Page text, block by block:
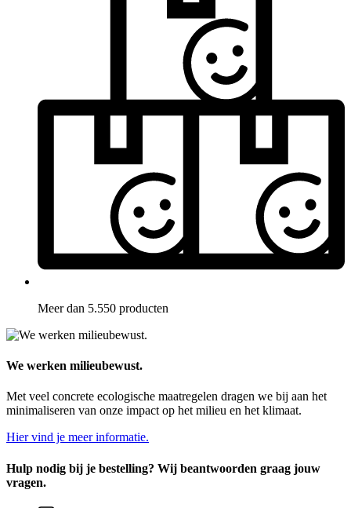
Meer dan 5.550 producten
We werken milieubewust.
Met veel concrete ecologische maatregelen dragen we bij aan het
minimaliseren van onze impact op het milieu en het klimaat.
Hier vind je meer informatie.
Hulp nodig bij je bestelling? Wij beantwoorden graag jouw
vragen.